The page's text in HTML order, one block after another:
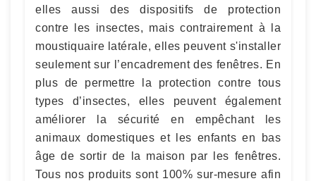
elles aussi des dispositifs de protection
contre les insectes, mais contrairement à la
moustiquaire latérale, elles peuvent s'installer
seulement sur l’encadrement des fenêtres. En
plus de permettre la protection contre tous
types d’insectes, elles peuvent également
améliorer la sécurité en empêchant les
animaux domestiques et les enfants en bas
âge de sortir de la maison par les fenêtres.
Tous nos produits sont 100% sur-mesure afin